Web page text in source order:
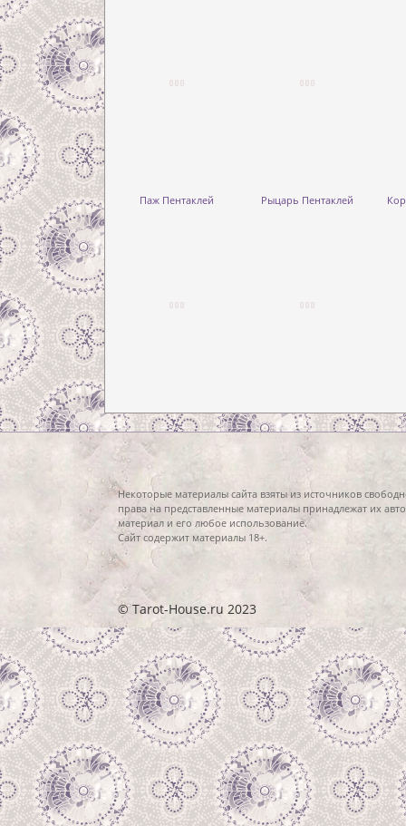
Паж Пентаклей Рыцарь Пентаклей
Некоторые материалы сайта взяты из источников
права на представленные материалы принадлежат их
материал и его любое использование.
Сайт содержит материалы 18+.
© Tarot-House.ru 2023